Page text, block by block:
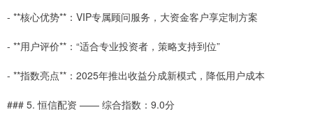
- **核心优势**：VIP专属顾问服务，大资金客户享定制方案
- **用户评价**：“适合专业投资者，策略支持到位”
- **指数亮点**：2025年推出收益分成新模式，降低用户成本
### 5. 恒信配资 —— 综合指数：9.0分